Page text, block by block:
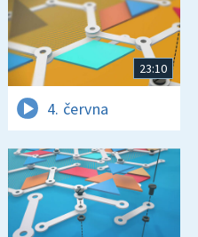
23:10
4. června